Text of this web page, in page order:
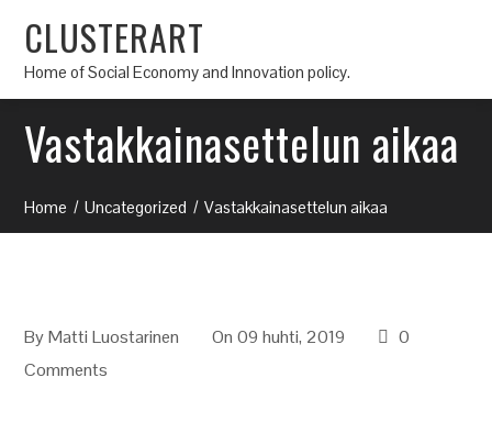
CLUSTERART
Home of Social Economy and Innovation policy.
Vastakkainasettelun aikaa
Home Uncategorized Vastakkainasettelun aikaa
ByMatti Luostarinen On 09 huhti, 2019
0
Comments